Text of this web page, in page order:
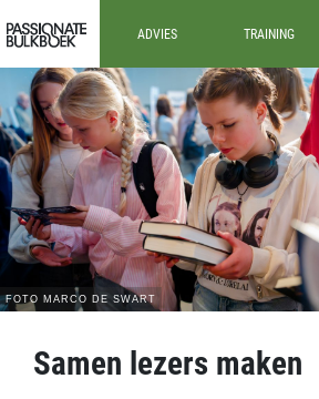
Passionate Bulkboek
ADVIES
DOCENTEN IN HET
VO
DOCENTEN IN HET
MBO
MEDIATHECARISSEN
EN
LEESCONSULENTEN
TEAM- EN
SCHOOLLEIDERS
TRAINING
ALLE TRAININGEN
INSPIRATIESESSIES
WEBINARS
Samen lezers maken